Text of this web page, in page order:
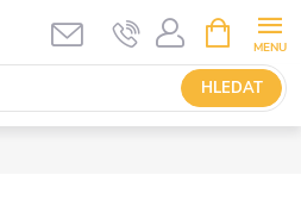
HLEDAT
NÁKUPNÍ
KOŠÍK